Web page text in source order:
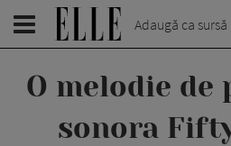
Adaugă ca sursă
O melodie de
sonora